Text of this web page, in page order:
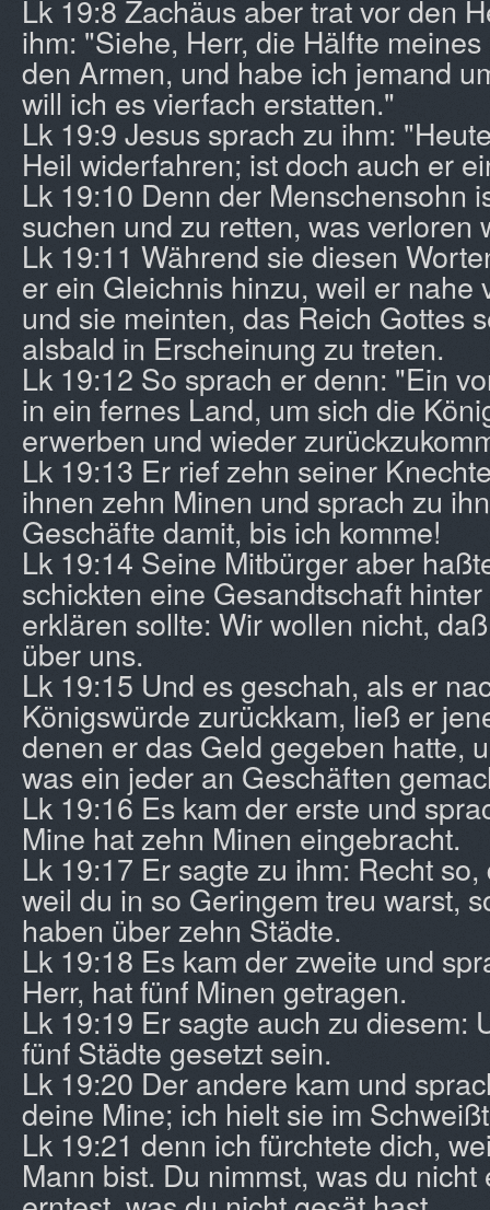
Lk 19:8 Zachäus aber trat vor den
ihm: "Siehe, Herr, die Hälfte
den Armen, und habe ich jemand
will ich es vierfach erstatten."
Lk 19:9 Jesus sprach zu ihm:
Heil widerfahren; ist doch auch er
Lk 19:10 Denn der Menschensohn
suchen und zu retten, was verloren
Lk 19:11 Während sie diesen
er ein Gleichnis hinzu, weil er nahe
und sie meinten, das Reich Gottes
alsbald in Erscheinung zu treten.
Lk 19:12 So sprach er denn: "Ein
in ein fernes Land, um sich die
erwerben und wieder
Lk 19:13 Er rief zehn seiner
ihnen zehn Minen und sprach zu
Geschäfte damit, bis ich komme!
Lk 19:14 Seine Mitbürger aber
schickten eine Gesandtschaft
erklären sollte: Wir wollen nicht,
über uns.
Lk 19:15 Und es geschah, als er
Königswürde zurückkam, ließ er
denen er das Geld gegeben hatte,
was ein jeder an Geschäften
Lk 19:16 Es kam der erste und
Mine hat zehn Minen eingebracht.
Lk 19:17 Er sagte zu ihm: Recht
weil du in so Geringem treu warst,
haben über zehn Städte.
Lk 19:18 Es kam der zweite und
Herr, hat fünf Minen getragen.
Lk 19:19 Er sagte auch zu diesem:
fünf Städte gesetzt sein.
Lk 19:20 Der andere kam und
deine Mine; ich hielt sie im
Lk 19:21 denn ich fürchtete dich,
Mann bist. Du nimmst, was du